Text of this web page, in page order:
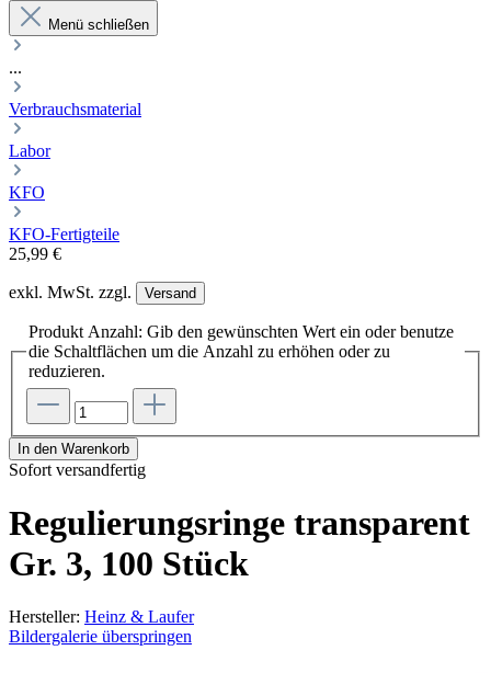
Menü schließen
...
Verbrauchsmaterial
Labor
KFO
KFO-Fertigteile
25,99 €
exkl. MwSt. zzgl. Versand
Produkt Anzahl: Gib den gewünschten Wert ein oder benutze
die Schaltflächen um die Anzahl zu erhöhen oder zu
reduzieren.
In den Warenkorb
Sofort versandfertig
Regulierungsringe transparent
Gr. 3, 100 Stück
Hersteller: Heinz & Laufer
Bildergalerie überspringen